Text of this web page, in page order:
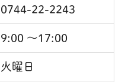
0744-22-2243
9:00 ～17:00
火曜日